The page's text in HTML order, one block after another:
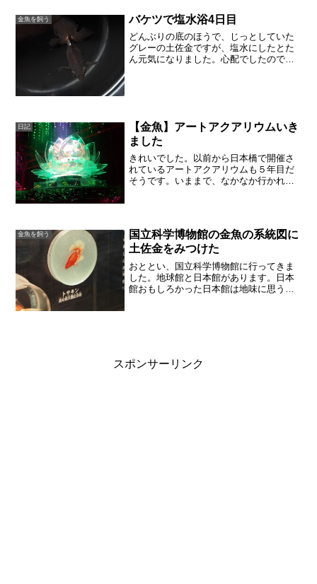
しました。次の日には、布...
金魚を飼う バケツで塩水浴4日目
どんぶりの底のほうで、じっとしていた
グレーの土佐金ですが、塩水にしたとた
ん元気になりました。心配でしたので、
日記
【金魚】アートアクアリウムいき
ました
きれいでした。以前から日本橋で開催さ
れているアートアクアリウムも５年目だ
そうです。いままで、なかなか行かれな
ージの写真がとてもきれい...
金魚を飼う
国立科学博物館の金魚の系統図に
土佐金をみつけた
おととい、国立科学博物館に行ってきま
した。地球館と日本館があります。日本
館おもしろかった日本館は地味に思うか
スポンサーリンク